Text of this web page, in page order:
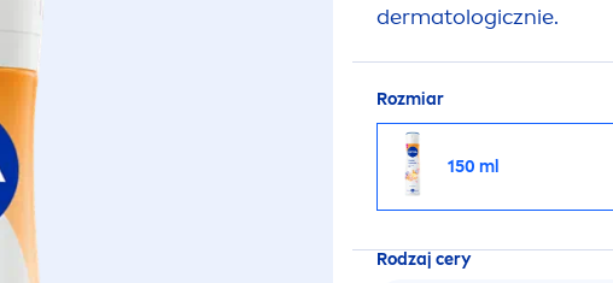
dermatologicznie.
Rozmiar
150 ml
Rodzaj cery